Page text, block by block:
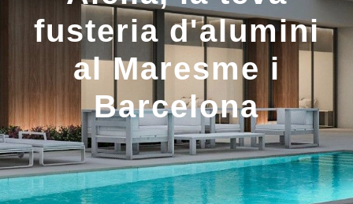
fusteria d'alumini
al Maresme i
Barcelona